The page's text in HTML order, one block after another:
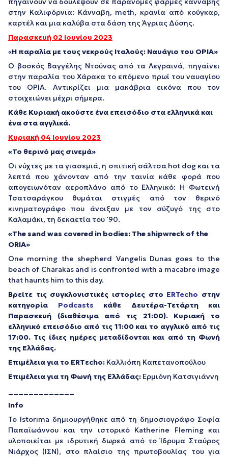
στην Καλιφόρνια: Κάνναβη, meth, κρανία από κούγκαρ,
καρτέλ και μια καλύβα στα δάση της Άγριας Δύσης.
Παρασκευή 02 Ιουνίου 2023
«Η παραλία με τους νεκρούς Ιταλούς: Ναυάγιο του ΟΡΙΑ»
Ο βοσκός Βαγγέλης Ντούνας από τα Λεγραινά, πηγαίνει
στην παραλία του Χάρακα το επόμενο πρωί του ναυαγίου
του ΟΡΙΑ. Αντικρίζει μια μακάβρια εικόνα που τον
στοιχειώνει μέχρι σήμερα.
Κάθε Κυριακή ακούστε ένα επεισόδιο στα ελληνικά και
ένα στα αγγλικά.
Κυριακή 04 Ιουνίου 2023
«Το θερινό μας σινεμά»
Οι νύχτες με τα γιασεμιά, η σπιτική σάλτσα hot dog και τα
λεπτά που χάνονταν από την ταινία κάθε φορά που
απογειωνόταν αεροπλάνο από το Ελληνικό: Η Φωτεινή
Τσατσαράγκου θυμάται στιγμές από τον θερινό
κινηματογράφο που άνοιξαν με τον σύζυγό της στο
Καλαμάκι, τη δεκαετία του ’90.
«The sand was covered in bodies: The shipwreck of the
ORIA»
One morning the shepherd Vangelis Dunas goes to the
beach of Charakas and is confronted with a macabre image
that haunts him to this day.
Βρείτε τις συγκλονιστικές ιστορίες στο ERTecho στην
κατηγορία Podcasts κάθε Δευτέρα-Τετάρτη και
Παρασκευή (διαθέσιμα από τις 21:00). Κυριακή το
ελληνικό επεισόδιο από τις 11:00 και το αγγλικό από τις
17:00. Τις ίδιες ημέρες μεταδίδονται και από τη Φωνή
της Ελλάδας.
Επιμέλεια για το ERTεcho: Καλλιόπη Καπετανοπούλου
Επιμέλεια για τη Φωνή της Ελλάδας: Ερμιόνη Κατσιγιάννη
Info
Το Istorima δημιουργήθηκε από τη δημοσιογράφο Σοφία
Παπαϊωάννου και την ιστορικό Katherine Fleming και
υλοποιείται με ιδρυτική δωρεά από το Ίδρυμα Σταύρος
Νιάρχος (ΙΣΝ), στο πλαίσιο της πρωτοβουλίας του για